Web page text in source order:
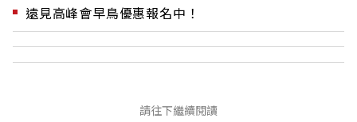
遠見高峰會早鳥優惠報名中！
請往下繼續閱讀